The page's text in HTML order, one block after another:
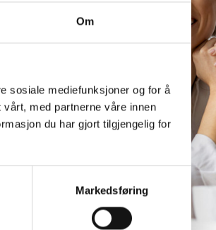
Om
sosiale mediefunksjoner og for å
med partnerne våre innen
du har gjort tilgjengelig for
Markedsføring